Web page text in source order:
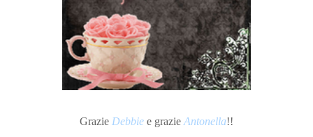
Grazie Debbie e grazie Antonella!!